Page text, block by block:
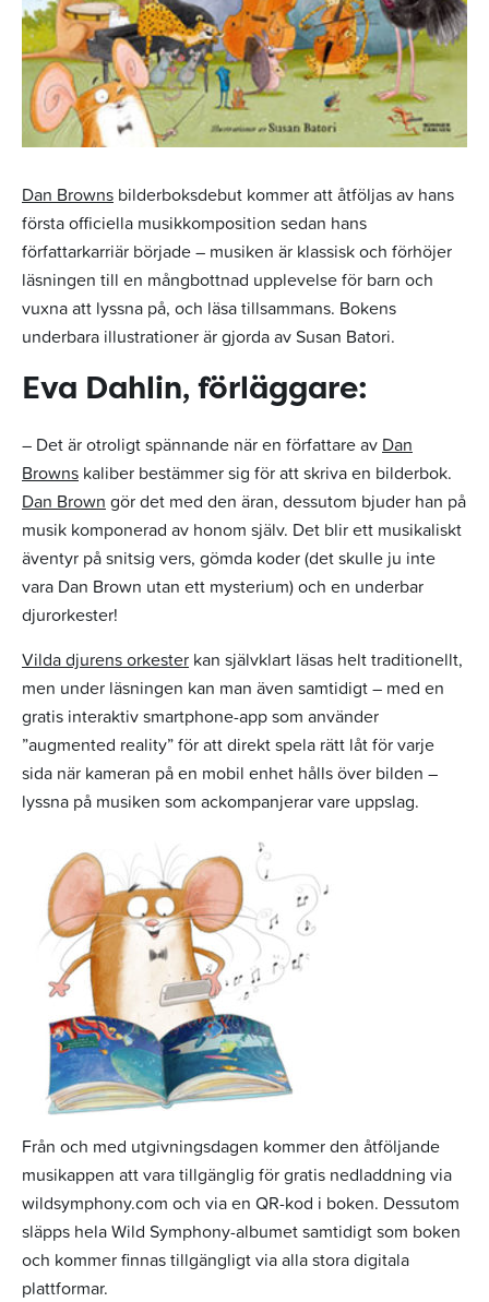
Dan Browns bilderboksdebut kommer att åtföljas av hans
första officiella musikkomposition sedan hans
författarkarriär började – musiken är klassisk och förhöjer
läsningen till en mångbottnad upplevelse för barn och
vuxna att lyssna på, och läsa tillsammans. Bokens
underbara illustrationer är gjorda av Susan Batori.
Eva Dahlin, förläggare:
– Det är otroligt spännande när en författare av Dan
Browns kaliber bestämmer sig för att skriva en bilderbok.
Dan Brown gör det med den äran, dessutom bjuder han på
musik komponerad av honom själv. Det blir ett musikaliskt
äventyr på snitsig vers, gömda koder (det skulle ju inte
vara Dan Brown utan ett mysterium) och en underbar
djurorkester!
Vilda djurens orkester kan självklart läsas helt traditionellt,
men under läsningen kan man även samtidigt – med en
gratis interaktiv smartphone-app som använder
”augmented reality” för att direkt spela rätt låt för varje
sida när kameran på en mobil enhet hålls över bilden –
lyssna på musiken som ackompanjerar vare uppslag.
Från och med utgivningsdagen kommer den åtföljande
musikappen att vara tillgänglig för gratis nedladdning via
wildsymphony.com och via en QR-kod i boken. Dessutom
släpps hela Wild Symphony-albumet samtidigt som boken
och kommer finnas tillgängligt via alla stora digitala
plattformar.